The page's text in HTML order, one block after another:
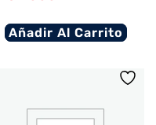
Añadir Al Carrito